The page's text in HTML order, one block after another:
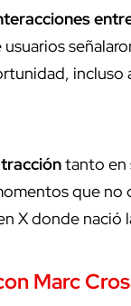
incluso
tanto en
que
X donde nació
Marc